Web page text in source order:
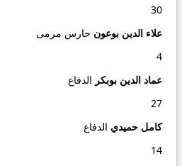
30
علاء الدين بوعون حارس مرمى
4
عماد الدين بوبكر الدفاع
27
كامل حميدي الدفاع
14